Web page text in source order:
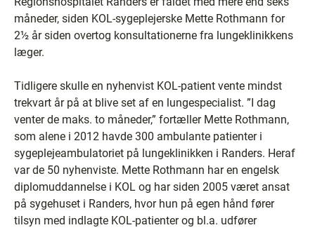
måneder, siden KOL-sygeplejerske Mette Rothmann for
2½ år siden overtog konsultationerne fra lungeklinikkens
læger.
Tidligere skulle en nyhenvist KOL-patient vente mindst
trekvart år på at blive set af en lungespecialist. ”I dag
venter de maks. to måneder,” fortæller Mette Rothmann,
som alene i 2012 havde 300 ambulante patienter i
sygeplejeambulatoriet på lungeklinikken i Randers. Heraf
var de 50 nyhenviste. Mette Rothmann har en engelsk
diplomuddannelse i KOL og har siden 2005 været ansat
på sygehuset i Randers, hvor hun på egen hånd fører
tilsyn med indlagte KOL-patienter og bl.a. udfører